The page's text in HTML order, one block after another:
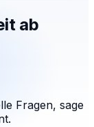
ab
Fragen, sage